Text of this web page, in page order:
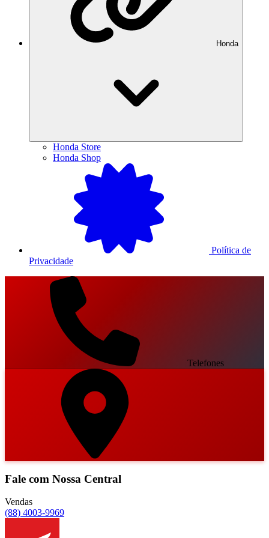
Honda
Honda Store
Honda Shop
Política de
Privacidade
Telefones
Fale com Nossa Central
Vendas
(88) 4003-9969